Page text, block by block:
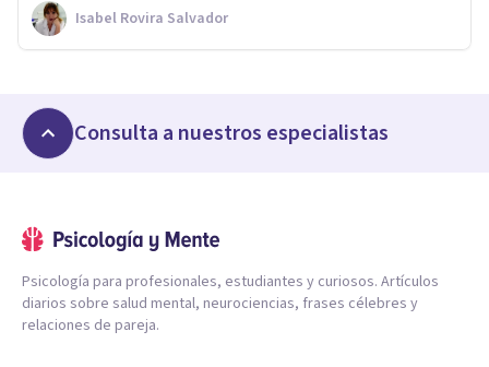
Isabel Rovira Salvador
Consulta a nuestros especialistas
Psicología para profesionales, estudiantes y curiosos. Artículos
diarios sobre salud mental, neurociencias, frases célebres y
relaciones de pareja.